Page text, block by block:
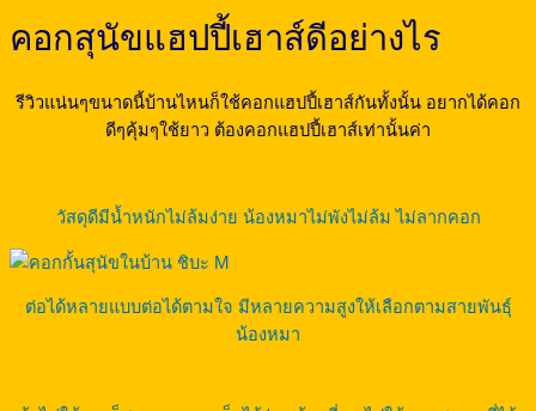
คอกสุนัขแฮปปี้เฮาส์ดีอย่างไร
รีวิวแน่นๆขนาดนี้บ้านไหนก็ใช้คอกแฮปปี้เฮาส์กันทั้งนั้น อยากได้คอก
ดีๆคุ้มๆใช้ยาว ต้องคอกแฮปปี้เฮาส์เท่านั้นค่า
วัสดุดีมีน้ำหนักไม่ล้มง่าย น้องหมาไม่พังไม่ล้ม ไม่ลากคอก
ต่อได้หลายแบบต่อได้ตามใจ มีหลายความสูงให้เลือกตามสายพันธุ์
น้องหมา